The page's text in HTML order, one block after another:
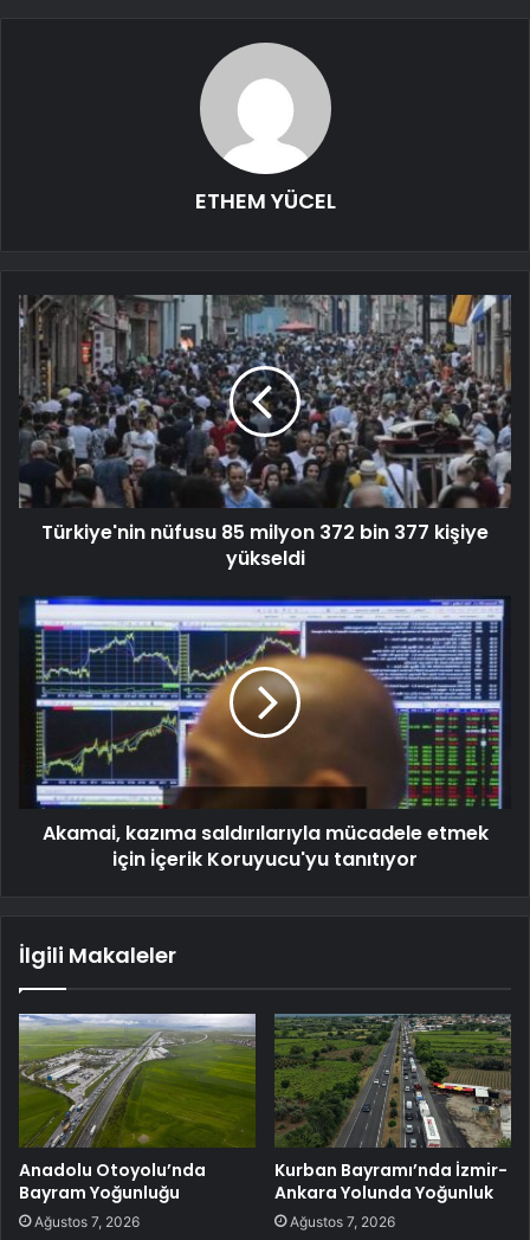
ETHEM YÜCEL
Türkiye'nin nüfusu 85 milyon 372 bin 377 kişiye
yükseldi
Akamai, kazıma saldırılarıyla mücadele etmek
için İçerik Koruyucu'yu tanıtıyor
İlgili Makaleler
Anadolu Otoyolu’nda
Bayram Yoğunluğu
Ağustos 7, 2026
Kurban Bayramı’nda İzmir-
Ankara Yolunda Yoğunluk
Ağustos 7, 2026